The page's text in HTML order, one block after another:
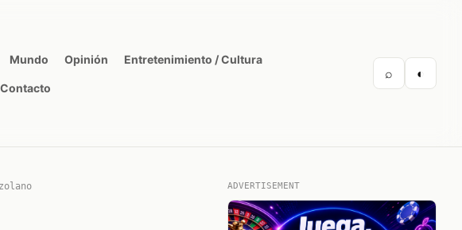
Mundo Opinión Entretenimiento / Cultura
Contacto
⌕ ◐
ADVERTISEMENT